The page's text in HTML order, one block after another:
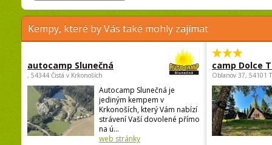
Kempy, které by Vás také mohly zajímat
autocamp Slunečná
, 54344 Čistá v Krkonoších
Autocamp Slunečná je
jediným kempem v
Krkonoších, který Vám nabízí
strávení Vaší dovolené přímo
na ú...
web stránky
camp Dolce
Oblanov 37, 54101